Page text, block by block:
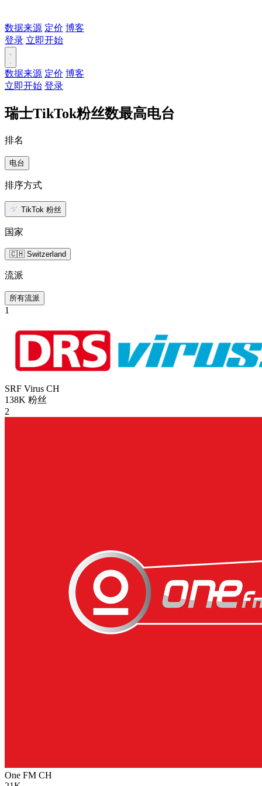
数据来源 定价 博客
登录 立即开始
数据来源 定价 博客
立即开始 登录
瑞士TikTok粉丝数最高电台
排名
电台
排序方式
TikTok 粉丝
国家
🇨🇭 Switzerland
流派
所有流派
1
SRF Virus CH
138K 粉丝
2
One FM CH